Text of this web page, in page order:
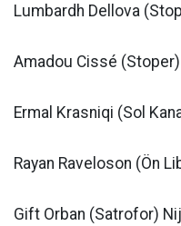
Lumbardh Dellova
Amadou Cissé
Ermal Krasniqi (Sol
Rayan Raveloson (Ön
Gift Orban (Satrofor)